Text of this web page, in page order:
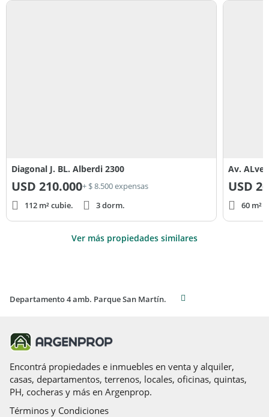
Diagonal J. BL. Alberdi 2300
USD 210.000+ $ 8.500 expensas
112 m² cubie.
3 dorm.
Av.
USD
60 m²
Ver más propiedades similares
Departamento 4 amb. Parque San Martín.
Encontrá propiedades e inmuebles en venta y alquiler,
casas, departamentos, terrenos, locales, oficinas, quintas,
PH, cocheras y más en Argenprop.
Términos y Condiciones